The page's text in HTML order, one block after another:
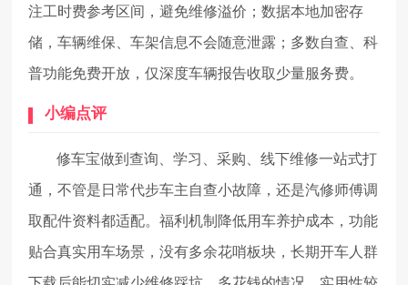
注工时费参考区间，避免维修溢价；数据本地加密存
储，车辆维保、车架信息不会随意泄露；多数自查、科
普功能免费开放，仅深度车辆报告收取少量服务费。
小编点评
修车宝做到查询、学习、采购、线下维修一站式打
通，不管是日常代步车主自查小故障，还是汽修师傅调
取配件资料都适配。福利机制降低用车养护成本，功能
贴合真实用车场景，没有多余花哨板块，长期开车人群